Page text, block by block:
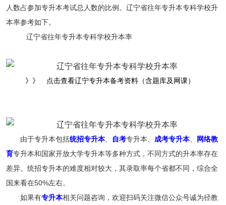
人数占参加专升本考试总人数的比例。辽宁省往年专升本专科学校升
本率参考如下。
辽宁省往年专升本专科学校升本率
》》 点击查看辽宁专升本备考资料（含题库及网课）
由于专升本包括统招专升本、 自考专升本、 成考专升本、 网络教
育专升本和国家开放大学专升本等多种方式，不同方式的升本率存在
差异。统招专升本的难度相对较大，其录取率每个省都不同，综合全
国来看在50%左右。
如果有专升本相关问题咨询，欢迎扫码关注微信公众号诚为径教